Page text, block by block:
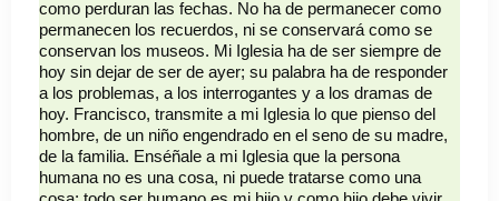
como perduran las fechas. No ha de permanecer como
permanecen los recuerdos, ni se conservará como se
conservan los museos. Mi Iglesia ha de ser siempre de
hoy sin dejar de ser de ayer; su palabra ha de responder
a los problemas, a los interrogantes y a los dramas de
hoy. Francisco, transmite a mi Iglesia lo que pienso del
hombre, de un niño engendrado en el seno de su madre,
de la familia. Enséñale a mi Iglesia que la persona
humana no es una cosa, ni puede tratarse como una